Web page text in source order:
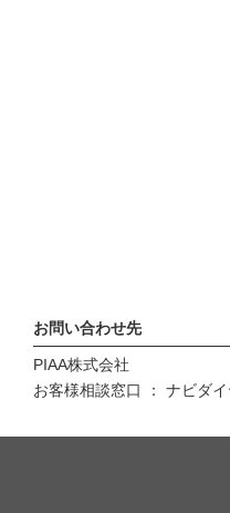
お問い合わせ先
PIAA株式会社
お客様相談窓口 ： ナビダ